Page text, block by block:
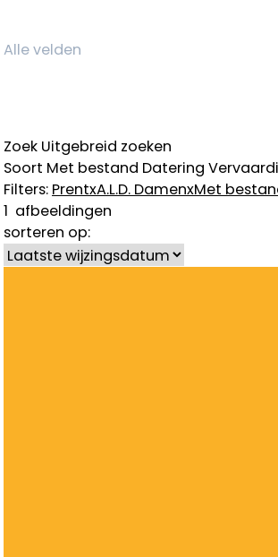
Zoek Uitgebreid zoeken
Soort Met bestand Datering
Filters: PrentxA.L.D. DamenxMet
1 afbeeldingen
sorteren op: